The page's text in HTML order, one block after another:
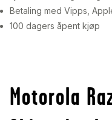
Betaling med Vipps,
100 dagers åpent kjøp
Motorola